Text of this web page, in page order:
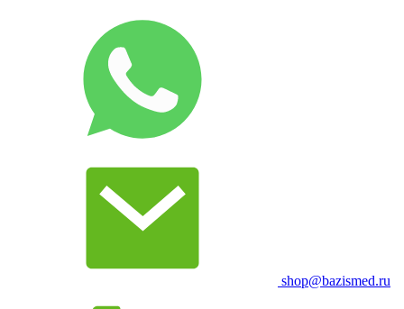
shop@bazismed.ru